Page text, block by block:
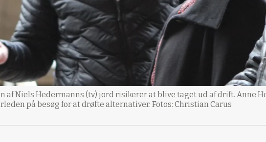
af Niels Hedermanns (tv) jord risikerer at blive taget ud af drift. Anne
på besøg for at drøfte alternativer. Fotos: Christian Carus